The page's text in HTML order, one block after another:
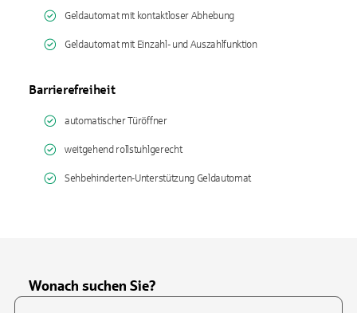
Geldautomat mit kontaktloser Abhebung
Geldautomat mit Einzahl- und Auszahlfunktion
Barrierefreiheit
automatischer Türöffner
weitgehend rollstuhlgerecht
Sehbehinderten-Unterstützung Geldautomat
Wonach suchen Sie?
Suchfeld